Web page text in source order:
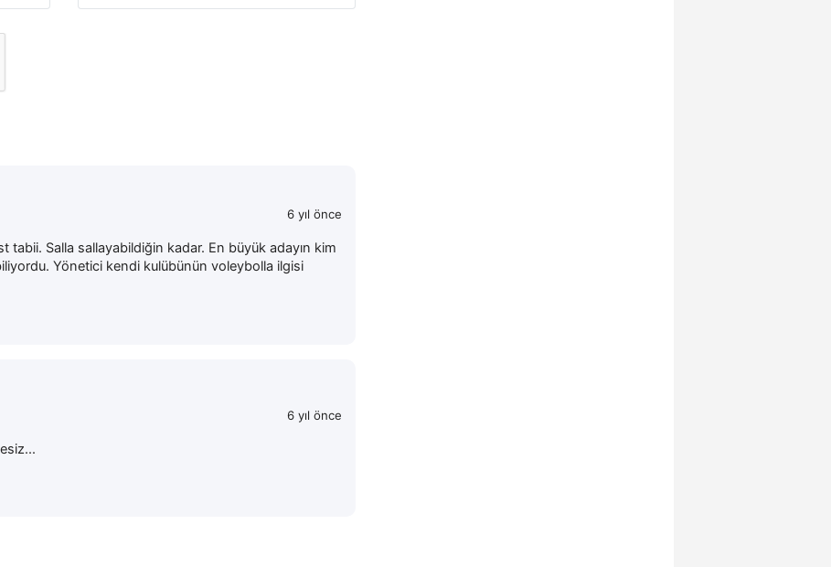
6 yıl önce
tabii. Salla sallayabildiğin kadar. En büyük adayın kim
Yönetici kendi kulübünün voleybolla ilgisi
6 yıl önce